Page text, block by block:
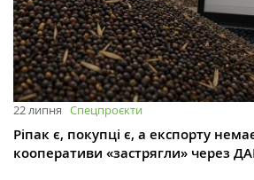
22 липня Спецпроєкти
Ріпак є, покупці є, а експорту
кооперативи «застрягли» через